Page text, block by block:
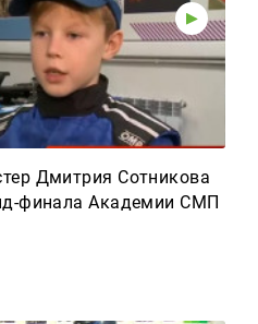
Дмитрия Сотникова
финала Академии СМП